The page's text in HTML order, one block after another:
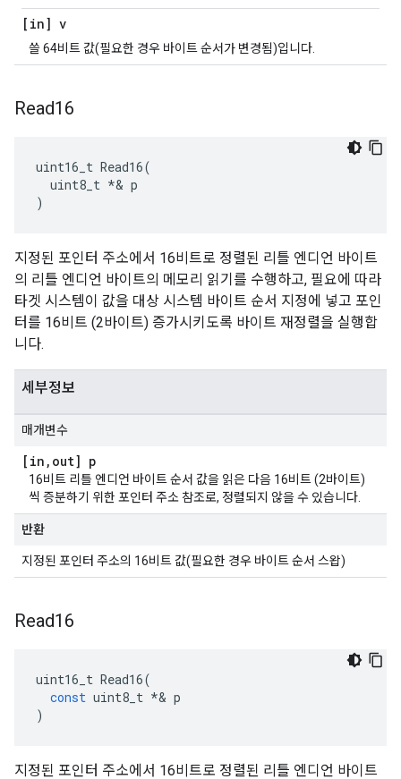
[in] v
쓸 64비트 값(필요한 경우 바이트 순서가 변경됨)입니다.
Read16
uint16_t Read16(
  uint8_t *& p
)
지정된 포인터 주소에서 16비트로 정렬된 리틀 엔디언 바이트
의 리틀 엔디언 바이트의 메모리 읽기를 수행하고, 필요에 따라
타겟 시스템이 값을 대상 시스템 바이트 순서 지정에 넣고 포인
터를 16비트 (2바이트) 증가시키도록 바이트 재정렬을 실행합
니다.
세부정보
매개변수
[in , out] p
16비트 리틀 엔디언 바이트 순서 값을 읽은 다음 16비트 (2바이트)
씩 증분하기 위한 포인터 주소 참조로, 정렬되지 않을 수 있습니다.
반환
지정된 포인터 주소의 16비트 값(필요한 경우 바이트 순서 스왑)
Read16
uint16_t Read16(
const uint8_t *& p
)
지정된 포인터 주소에서 16비트로 정렬된 리틀 엔디언 바이트